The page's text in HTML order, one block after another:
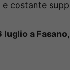
e costante
luglio a